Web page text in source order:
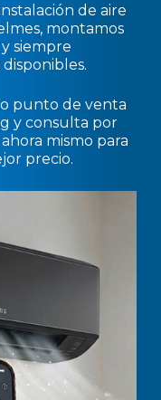
de aire
montamos
siempre
punto de venta
y consulta por
mismo para
precio.